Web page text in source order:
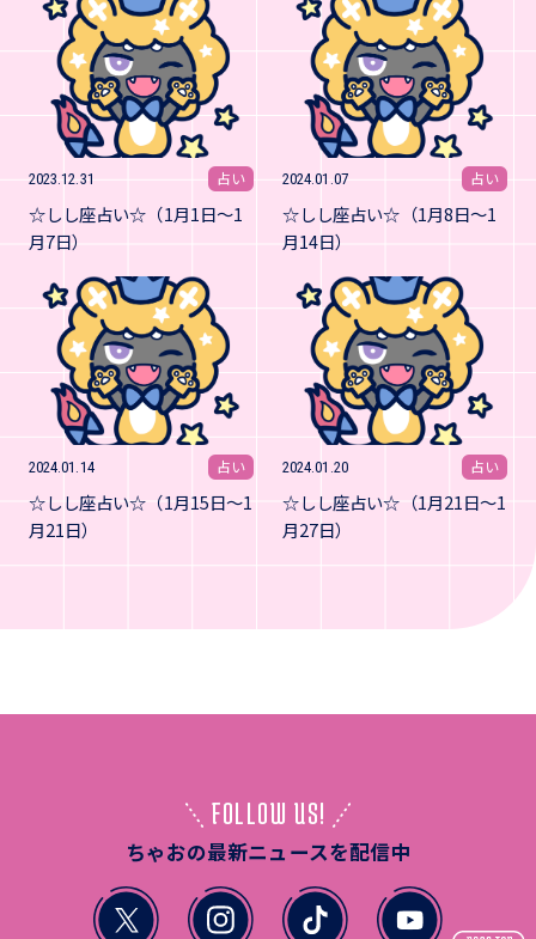
2023.12.31 占い
☆しし座占い☆（1月1日～1
月7日）
2024.01.07 占い
☆しし座占い☆（1月8日～1
月14日）
2024.01.14 占い
☆しし座占い☆（1月15日～1
月21日）
2024.01.20 占い
☆しし座占い☆（1月21日～1
月27日）
FOLLOW US!
ちゃおの最新ニュースを配信中